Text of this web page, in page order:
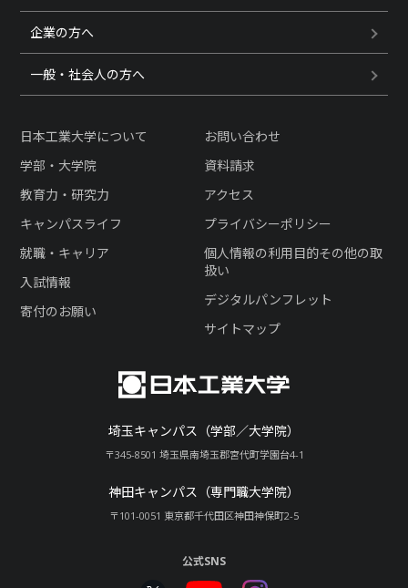
企業の方へ
一般・社会人の方へ
埼玉キャンパス（学部／大学院）
〒345-8501 埼玉県南埼玉郡宮代町学園台4-1
神田キャンパス（専門職大学院）
〒101-0051 東京都千代田区神田神保町2-5
日本工業大学について
学部・大学院
教育力・研究力
キャンパスライフ
就職・キャリア
入試情報
寄付のお願い
お問い合わせ
資料請求
アクセス
プライバシーポリシー
個人情報の利用目的その他の取
扱い
デジタルパンフレット
サイトマップ
公式SNS